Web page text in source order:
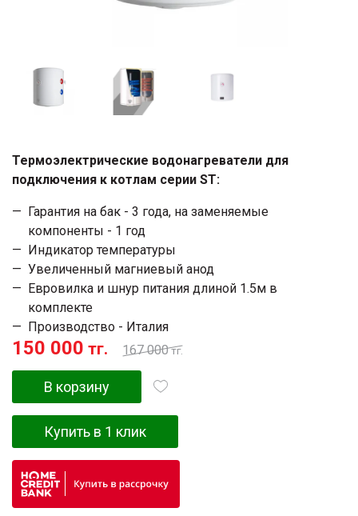
Термоэлектрические водонагреватели для
подключения к котлам серии ST:
Гарантия на бак - 3 года, на заменяемые
компоненты - 1 год
Индикатор температуры
Увеличенный магниевый анод
Евровилка и шнур питания длиной 1.5м в
комплекте
Производство - Италия
150 000 тг. 167 000тг.
В корзину
Купить в 1 клик